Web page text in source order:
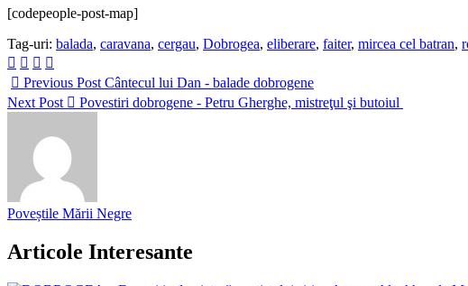
[codepeople-post-map]
Tag-uri: balada, caravana, cergau, Dobrogea, eliberare, faiter, mircea cel batran,
Previous Post Cântecul lui Dan - balade dobrogene
Next Post
Povestiri dobrogene - Petru Gherghe, mistreţul şi butoiul
Poveștile Mării Negre
Articole Interesante